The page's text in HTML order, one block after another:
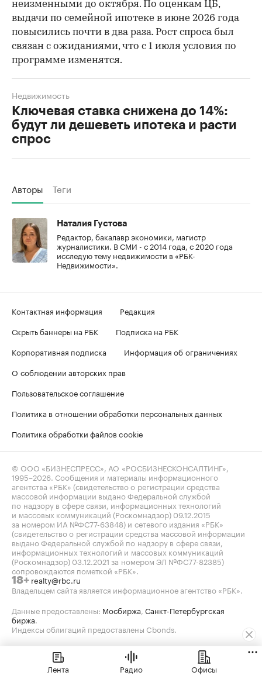
неизменными до октября. По оценкам ЦБ,
выдачи по семейной ипотеке в июне 2026 года
повысились почти в два раза. Рост спроса был
связан с ожиданиями, что с 1 июля условия по
программе изменятся.
Ключевая ставка снижена до 14%:
будут ли дешеветь ипотека и расти
спрос
Недвижимость
Авторы Теги
Наталия Густова
Редактор, бакалавр экономики, магистр
журналистики. В СМИ - с 2014 года, с 2020 года
исследую тему недвижимости в «РБК-
Недвижимости».
Контактная информация
Редакция
Скрыть баннеры на РБК
Подписка на РБК
Корпоративная подписка
Информация об ограничениях
О соблюдении авторских прав
Пользовательское соглашение
Политика в отношении обработки персональных данных
Политика обработки файлов cookie
© ООО «БИЗНЕСПРЕСС», АО «РОСБИЗНЕСКОНСАЛТИНГ»,
1995–2026. Сообщения и материалы информационного
агентства «РБК» (свидетельство о регистрации средства
массовой информации выдано Федеральной службой
по надзору в сфере связи, информационных технологий
и массовых коммуникаций (Роскомнадзор) 09.12.2015
за номером ИА №ФС77-63848) и сетевого издания «РБК»
(свидетельство о регистрации средства массовой информации
выдано Федеральной службой по надзору в сфере связи,
информационных технологий и массовых коммуникаций
(Роскомнадзор) 03.12.2021 за номером ЭЛ №ФС77-82385)
сопровождаются пометкой «РБК».
18+ realty@rbc.ru
Владельцем сайта является информационное агентство «РБК».
Данные предоставлены: Мосбиржа, Санкт-Петербургская
биржа.
Индексы облигаций предоставлены Cbonds.
Лента Радио Офисы